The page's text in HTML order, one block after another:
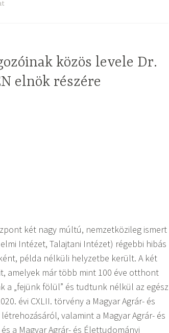
közös levele Dr.
elnök részére
két nagy múltú, nemzetközileg ismert
Intézet, Talajtani Intézet) régebbi hibás
példa nélküli helyzetbe került. A két
amelyek már több mint 100 éve otthont
a „fejünk fölül” és tudtunk nélkül az egész
évi CXLII. törvény a Magyar Agrár- és
valamint a Magyar Agrár- és
a Magyar Agrár- és Élettudományi